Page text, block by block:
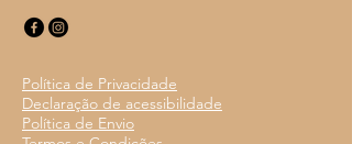
Política de Privacidade
Declaração de acessibilidade
Política de Envio